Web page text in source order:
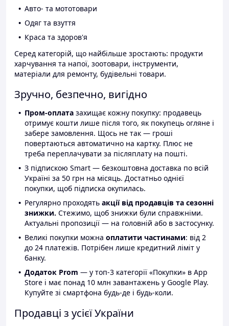
Авто- та мототовари
Одяг та взуття
Краса та здоров'я
Серед категорій, що найбільше зростають: продукти
харчування та напої, зоотовари, інструменти,
матеріали для ремонту, будівельні товари.
Зручно, безпечно, вигідно
Пром-оплата захищає кожну покупку: продавець
отримує кошти лише після того, як покупець огляне і
забере замовлення. Щось не так — гроші
повертаються автоматично на картку. Плюс не
треба переплачувати за післяплату на пошті.
З підпискою Smart — безкоштовна доставка по всій
Україні за 50 грн на місяць. Достатньо однієї
покупки, щоб підписка окупилась.
Регулярно проходять акції від продавців та сезонні
знижки. Стежимо, щоб знижки були справжніми.
Актуальні пропозиції — на головній або в застосунку.
Великі покупки можна оплатити частинами: від 2
до 24 платежів. Потрібен лише кредитний ліміт у
банку.
Додаток Prom — у топ-3 категорії «Покупки» в App
Store і має понад 10 млн завантажень у Google Play.
Купуйте зі смартфона будь-де і будь-коли.
Продавці з усієї України